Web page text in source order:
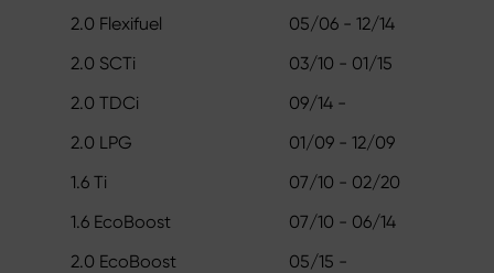
2.0 Flexifuel
05/06 - 12/14
2.0 SCTi
03/10 - 01/15
2.0 TDCi
09/14 -
2.0 LPG
01/09 - 12/09
1.6 Ti
07/10 - 02/20
1.6 EcoBoost
07/10 - 06/14
2.0 EcoBoost
05/15 -